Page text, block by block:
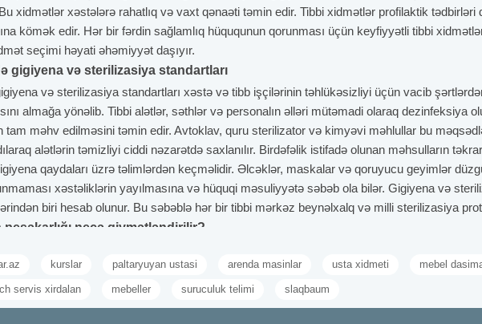
Bu xidmətlər xəstələrə rahatlıq və vaxt qənaəti təmin edir. Tibbi xidmətlər profilaktik
kömək edir. Hər bir fərdin sağlamlıq hüququnun qorunması üçün keyfiyyətli tibbi
seçimi həyati əhəmiyyət daşıyır.
gigiyena və sterilizasiya standartları
və sterilizasiya standartları xəstə və tibb işçilərinin təhlükəsizliyi üçün vacib
almağa yönəlib. Tibbi alətlər, səthlər və personalın əlləri mütəmadi olaraq dezinfeksiya
tam məhv edilməsini təmin edir. Avtoklav, quru sterilizator və kimyəvi məhlullar bu
alətlərin təmizliyi ciddi nəzarətdə saxlanılır. Birdəfəlik istifadə olunan məhsulların
qaydaları üzrə təlimlərdən keçməlidir. Əlcəklər, maskalar və qoruyucu geyimlər
xəstəliklərin yayılmasına və hüquqi məsuliyyətə səbəb ola bilər. Gigiyena və
biri hesab olunur. Bu səbəblə hər bir tibbi mərkəz beynəlxalq və milli sterilizasiya
peşəkarlığı necə qiymətləndirilir?
bağlıdır. Diplom və ixtisas sertifikatları ilkin göstərici hesab olunur. Davamlı tibbi təhsil və
xəstə ilə ünsiyyət və empatiya da qiymətləndirmənin əsas hissələrindəndir. Klinik
daşıyır. İş təcrübəsi və konkret nəticələr, məsələn uğurlu müalicə göstəriciləri
kurslar paltaryuyan ustasi arenda masinlar usta xidmeti mebel
servis xirdalan mebeller suruculuk telimi slaqbaum